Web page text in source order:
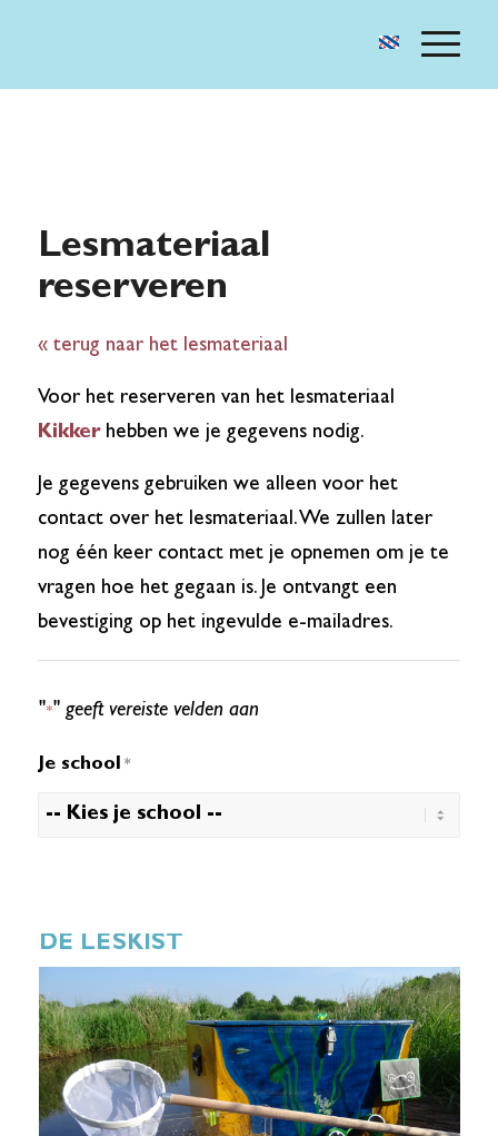
Lesmateriaal
reserveren
« terug naar het lesmateriaal
Voor het reserveren van het lesmateriaal
Kikkerhebben we je gegevens nodig.
Je gegevens gebruiken we alleen voor het
contact over het lesmateriaal. We zullen later
nog één keer contact met je opnemen om je te
vragen hoe het gegaan is. Je ontvangt een
bevestiging op het ingevulde e-mailadres.
"*" geeft vereiste velden aan
Je school *
DE LESKIST